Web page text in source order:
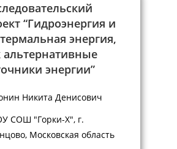
“Гидроэнергия и
энергия,
альтернативные
энергии”
Никита Денисович
СОШ "Горки-Х", г.
Московская область